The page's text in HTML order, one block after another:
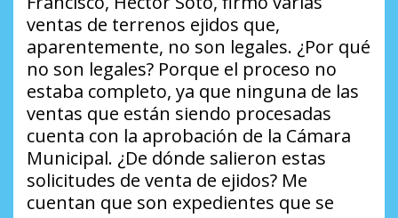
ventas de terrenos ejidos que,
aparentemente, no son legales. ¿Por qué
no son legales? Porque el proceso no
estaba completo, ya que ninguna de las
ventas que están siendo procesadas
cuenta con la aprobación de la Cámara
Municipal. ¿De dónde salieron estas
solicitudes de venta de ejidos? Me
cuentan que son expedientes que se